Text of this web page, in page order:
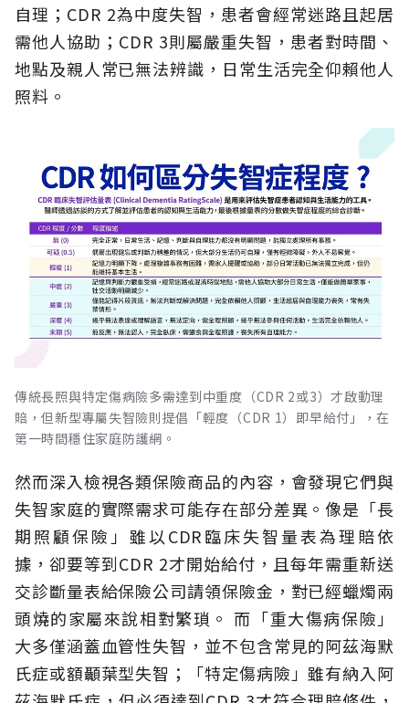
自理；CDR 2為中度失智，患者會經常迷路且起居
需他人協助；CDR 3則屬嚴重失智，患者對時間、
地點及親人常已無法辨識，日常生活完全仰賴他人
照料。
傳統長照與特定傷病險多需達到中重度（CDR 2或3）才啟動理
賠，但新型專屬失智險則提倡「輕度（CDR 1）即早給付」，在
第一時間穩住家庭防護網。
然而深入檢視各類保險商品的內容，會發現它們與
失智家庭的實際需求可能存在部分差異。像是「長
期照顧保險」雖以CDR臨床失智量表為理賠依
據，卻要等到CDR 2才開始給付，且每年需重新送
交診斷量表給保險公司請領保險金，對已經蠟燭兩
頭燒的家屬來說相對繁瑣。 而「重大傷病保險」
大多僅涵蓋血管性失智，並不包含常見的阿茲海默
氏症或額顳葉型失智；「特定傷病險」雖有納入阿